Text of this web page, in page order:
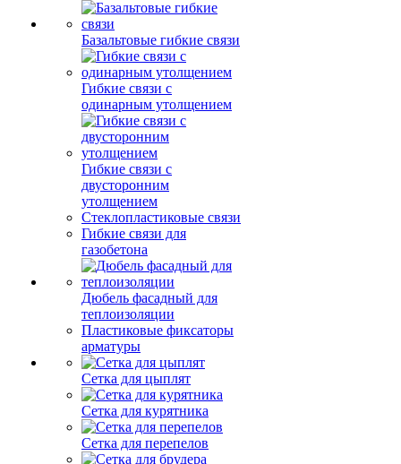
Базальтовые гибкие связи
Гибкие связи с
одинарным утолщением
Гибкие связи с
двусторонним
утолщением
Стеклопластиковые связи
Гибкие связи для
газобетона
Дюбель фасадный для
теплоизоляции
Пластиковые фиксаторы
арматуры
Сетка для цыплят
Сетка для курятника
Сетка для перепелов